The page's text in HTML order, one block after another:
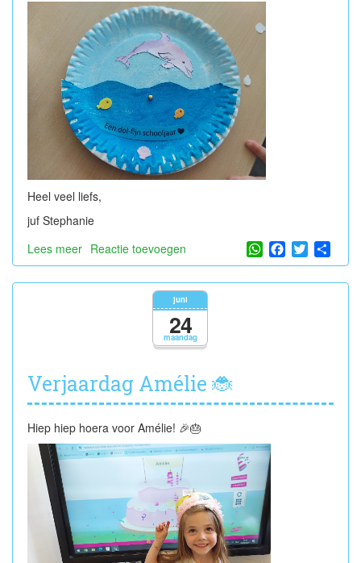
Heel veel liefs,
juf Stephanie
Lees meer over
Laatste
weken
Reactie toevoegen WhatsApp
Facebook
Twitter
maandag
juni
24
Verjaardag Amélie 🐞
Hiep hiep hoera voor Amélie! 🎉🎂